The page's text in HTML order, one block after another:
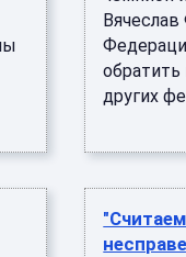
других фе